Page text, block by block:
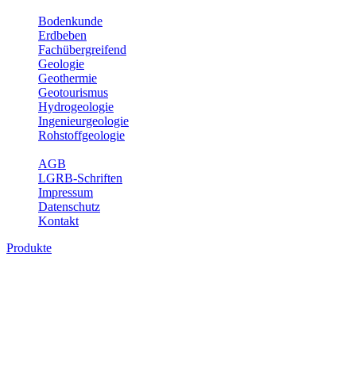
Bodenkunde
Erdbeben
Fachübergreifend
Geologie
Geothermie
Geotourismus
Hydrogeologie
Ingenieurgeologie
Rohstoffgeologie
AGB
LGRB-Schriften
Impressum
Datenschutz
Kontakt
Produkte